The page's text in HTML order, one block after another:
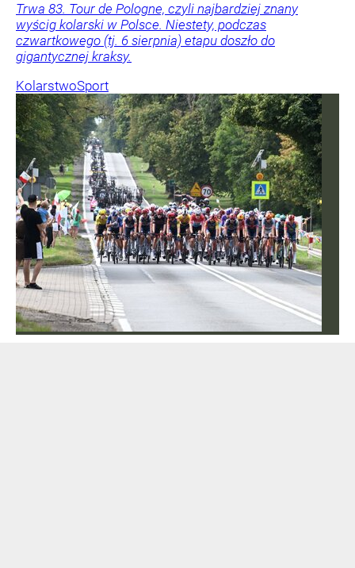
Trwa 83. Tour de Pologne, czyli najbardziej znany
wyścig kolarski w Polsce. Niestety, podczas
czwartkowego (tj. 6 sierpnia) etapu doszło do
gigantycznej kraksy.
KolarstwoSport